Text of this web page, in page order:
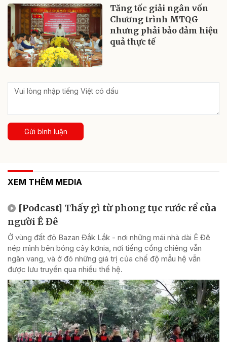
Tăng tốc giải ngân vốn
Chương trình MTQG
nhưng phải bảo đảm hiệu
quả thực tế
Gửi bình luận
XEM THÊM MEDIA
[Podcast] Thấy gì từ phong tục rước rể của
người Ê Đê
Ở vùng đất đỏ Bazan Đắk Lắk - nơi những mái nhà dài Ê Đê
nép mình bên bóng cây kơnia, nơi tiếng cồng chiêng vẫn
ngân vang, và ở đó những giá trị của chế độ mẫu hệ vẫn
được lưu truyền qua nhiều thế hệ.